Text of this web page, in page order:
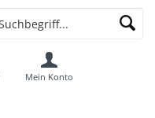
Mein Konto